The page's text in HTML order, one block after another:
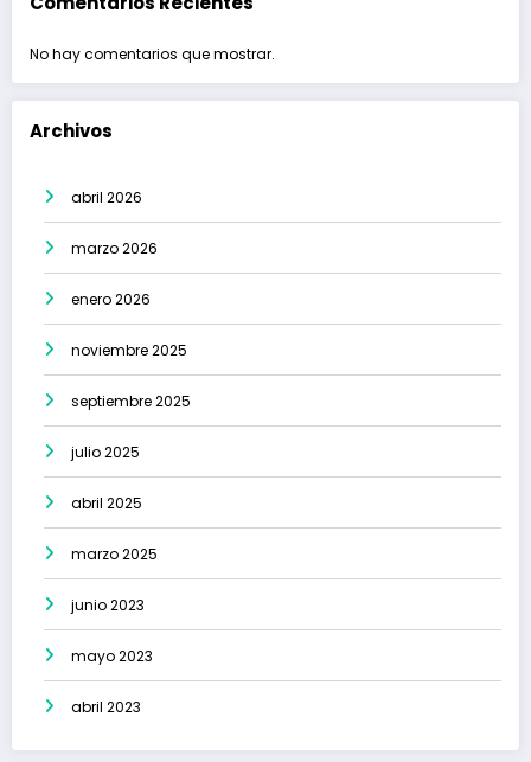
No hay comentarios que mostrar.
Archivos
abril 2026
marzo 2026
enero 2026
noviembre 2025
septiembre 2025
julio 2025
abril 2025
marzo 2025
junio 2023
mayo 2023
abril 2023